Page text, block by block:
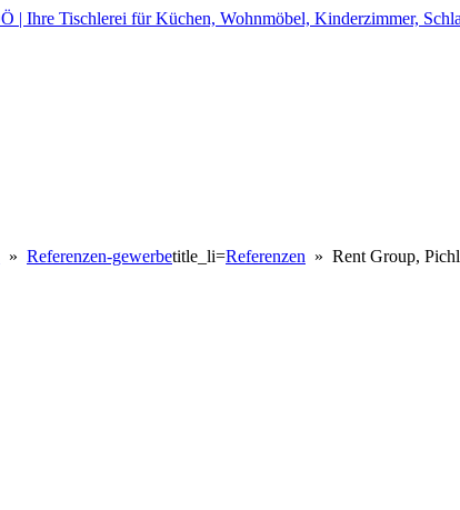
» Referenzen-gewerbetitle_li=Referenzen » Rent Group, Pichl